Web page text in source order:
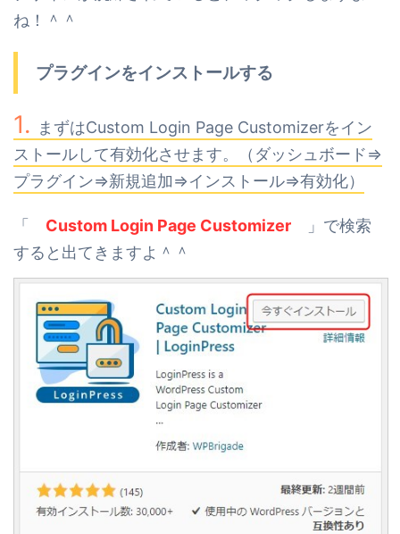
ね！＾＾
プラグインをインストールする
まずはCustom Login Page Customizerをイン
ストールして有効化させます。（ダッシュボード⇒
プラグイン⇒新規追加⇒インストール⇒有効化）
「 Custom Login Page Customizer 」で検索
すると出てきますよ＾＾